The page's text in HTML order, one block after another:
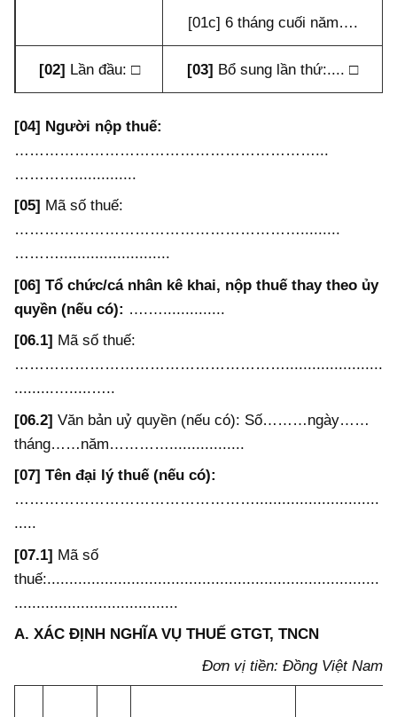
[01c] 6 tháng cuối năm….
[02] Lần đầu: □ [03] Bổ sung lần thứ:.... □
[04] Người nộp thuế:
……………………………………………………...
…………..............
[05] Mã số thuế:
………………………………………………….........
……….........................
[06] Tổ chức/cá nhân kê khai, nộp thuế thay theo ủy
quyền (nếu có): ….…..............
[06.1] Mã số thuế:
………………………………………………......................
.........….....…..
[06.2] Văn bản uỷ quyền (nếu có): Số………ngày……
tháng……năm………….................
[07] Tên đại lý thuế (nếu có):
…………………………………………............................
.....
[07.1] Mã số
thuế:...........................................................................
.....................................
A. XÁC ĐỊNH NGHĨA VỤ THUẾ GTGT, TNCN
Đơn vị tiền: Đồng Việt Nam